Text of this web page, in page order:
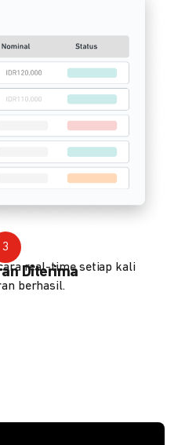
3
Diterima
real-time setiap kali
berhasil.